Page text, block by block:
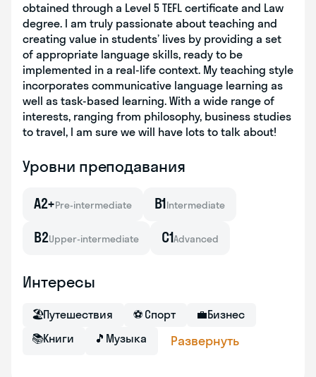
obtained through a Level 5 TEFL certificate and Law
degree. I am truly passionate about teaching and
creating value in students’ lives by providing a set
of appropriate language skills, ready to be
implemented in a real-life context. My teaching style
incorporates communicative language learning as
well as task-based learning. With a wide range of
interests, ranging from philosophy, business studies
to travel, I am sure we will have lots to talk about!
Уровни преподавания
A2+Pre-intermediate B1Intermediate
B2Upper-intermediate C1Advanced
Интересы
🏖Путешествия ⚽ Спорт 💼Бизнес
📚Книги 🎵 Музыка Развернуть